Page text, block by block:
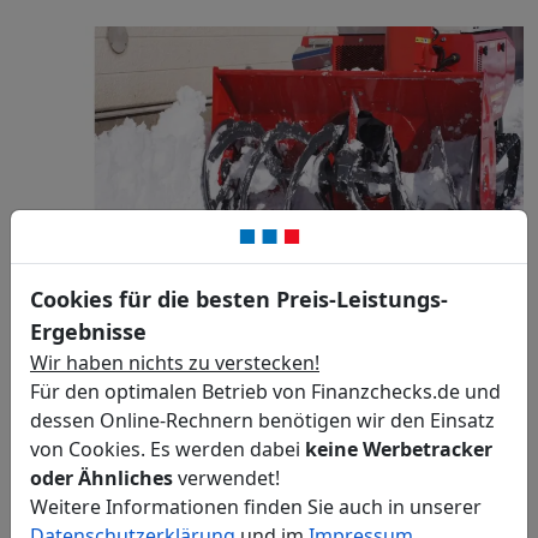
Cookies für die besten Preis-Leistungs-
Ergebnisse
Wir haben nichts zu verstecken!
Für den optimalen Betrieb von Finanzchecks.de und
dessen Online-Rechnern benötigen wir den Einsatz
von Cookies. Es werden dabei keine Werbetracker
oder Ähnlichesverwendet!
Weitere Informationen finden Sie auch in unserer